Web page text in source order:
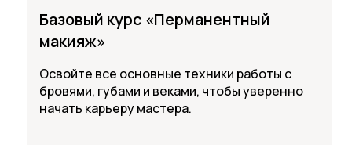
Базовый курс «Перманентный
макияж»
Освойте все основные техники работы с
бровями, губами и веками, чтобы уверенно
начать карьеру мастера.